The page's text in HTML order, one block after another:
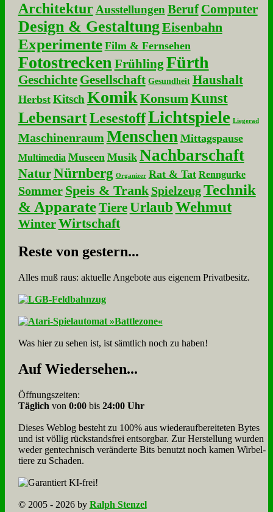
Architektur Ausstellungen Beruf Computer
Design & GestaltungEisenbahn
Experimente Film & Fernsehen
Fotostrecken Frühling Fürth
Geschichte Gesellschaft Gesundheit Haushalt
Herbst Kitsch KomikKonsumKunst
LebensartLesestoffLichtspiele Liegerad
Maschinenraum Menschen Mittagspause
Multimedia Museen Musik Nachbarschaft
NaturNürnberg Organizer Rat & Tat Renngurke
Sommer Speis & Trank Spielzeug Technik
& Apparate Tiere UrlaubWehmut
Winter Wirtschaft
Re­ste von ge­stern...
Alles muß raus: aktuelle An­ge­bo­te aus eigenem Privatbesitz.
Was hier zu sehen ist, ist sämt­lich noch zu haben!
Auf Wie­der­se­hen...
Öffnungszeiten:
Täglich von 0:00bis 24:00 Uhr
Dieses Weblog besteht zu 100% aus wie­der­auf­bereite­ten Bytes
und ist völlig rück­stands­frei ent­sorg­bar. Zur Herstellung wurden
weder gen­tech­nisch veränderte Bits benutzt noch kamen Wir­bel­
tiere zu Scha­den.
© 2005 - 2026 by Ralph Stenzel